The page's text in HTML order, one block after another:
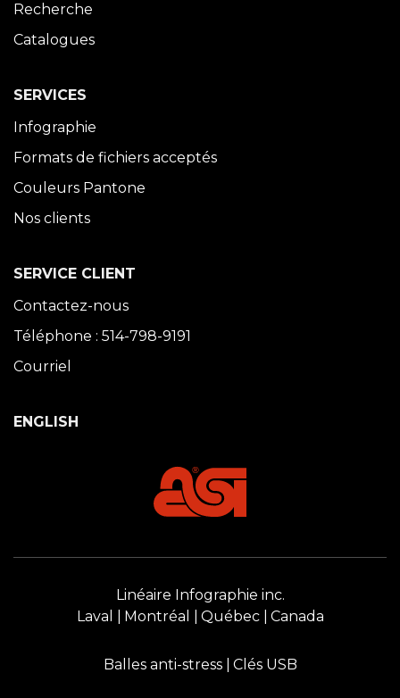
Recherche
Catalogues
SERVICES
Infographie
Formats de fichiers acceptés
Couleurs Pantone
Nos clients
SERVICE CLIENT
Contactez-nous
Téléphone : 514-798-9191
Courriel
ENGLISH
Linéaire Infographie inc.
Laval
Montréal Québec Canada
Balles anti-stress Clés USB